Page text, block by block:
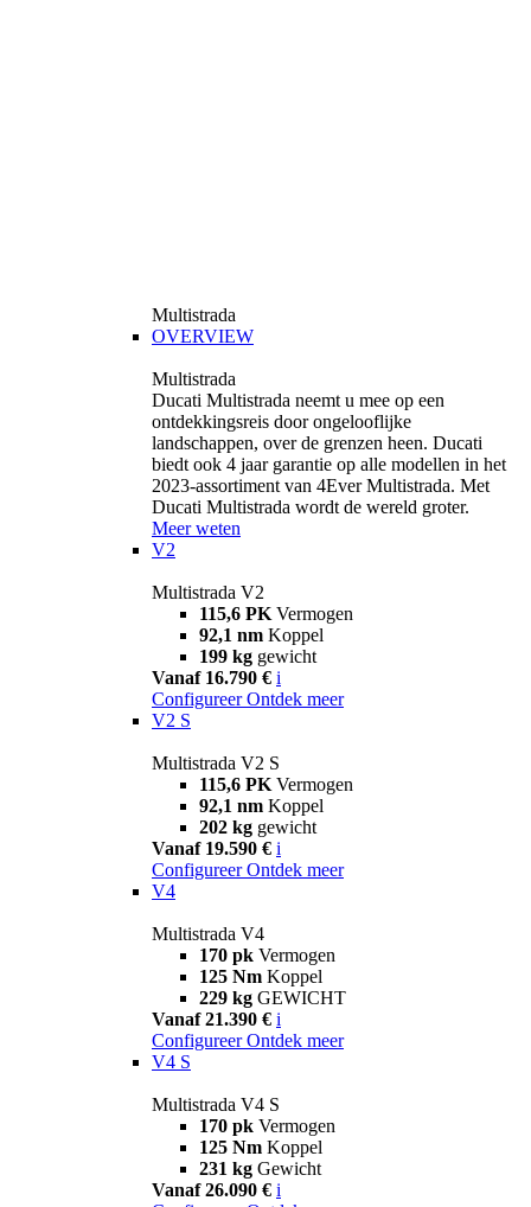
Multistrada
OVERVIEW
Multistrada
Ducati Multistrada neemt u mee op een
ontdekkingsreis door ongelooflijke
landschappen, over de grenzen heen. Ducati
biedt ook 4 jaar garantie op alle modellen in het
2023-assortiment van 4Ever Multistrada. Met
Ducati Multistrada wordt de wereld groter.
Meer weten
V2
Multistrada V2
115,6 PK Vermogen
92,1 nm Koppel
199 kg gewicht
Vanaf 16.790 € i
Configureer Ontdek meer
V2 S
Multistrada V2 S
115,6 PK Vermogen
92,1 nm Koppel
202 kg gewicht
Vanaf 19.590 € i
Configureer Ontdek meer
V4
Multistrada V4
170 pk Vermogen
125 Nm Koppel
229 kg GEWICHT
Vanaf 21.390 € i
Configureer Ontdek meer
V4 S
Multistrada V4 S
170 pk Vermogen
125 Nm Koppel
231 kg Gewicht
Vanaf 26.090 € i